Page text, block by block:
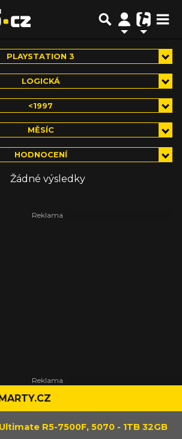
PLAYSTATION 3
LOGICKÁ
<1997
MĚSÍC
HODNOCENÍ
Žádné výsledky
R5-7500F, 5070 - 1TB 32GB